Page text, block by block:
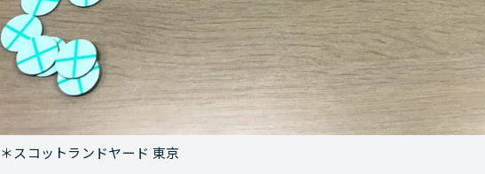
＊スコットランドヤード 東京